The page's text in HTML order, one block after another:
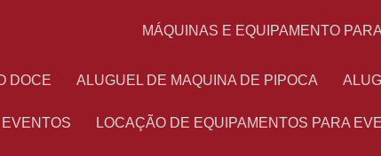
MÁQUINAS E EQUIPAMENTO
DOCE ALUGUEL DE MAQUINA DE PIPOCA
EVENTOS LOCAÇÃO DE EQUIPAMENTOS PARA